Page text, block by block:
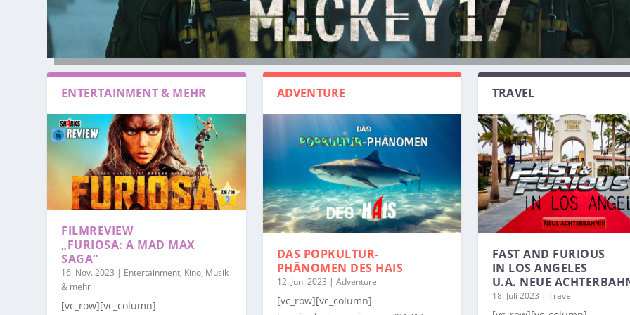
ENTERTAINMENT & MEHR
FILMREVIEW
„FURIOSA: A MAD MAX
SAGA“
16. Nov. 2023 | Entertainment, Kino, Musik
& mehr
[vc_row][vc_column]
ADVENTURE
DAS POPKULTUR-
PHÄNOMEN DES HAIS
12. Juni 2023 | Adventure
[vc_row][vc_column]
TRAVEL
FAST AND FURIOUS
IN LOS ANGELES
U.A. NEUE
18. Juli 2023 | Travel